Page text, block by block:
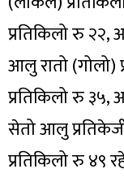
प्रतिकिलो रु २२,
आलु रातो (गोलो)
प्रतिकिलो रु ३५,
सेतो आलु
प्रतिकिलो रु ४९